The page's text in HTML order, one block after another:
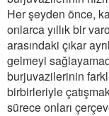
Her şeyden önce,
onlarca yıllık bir
arasındaki çıkar
gelmeyi
burjuvazilerinin
birbirleriyle
sürece onları